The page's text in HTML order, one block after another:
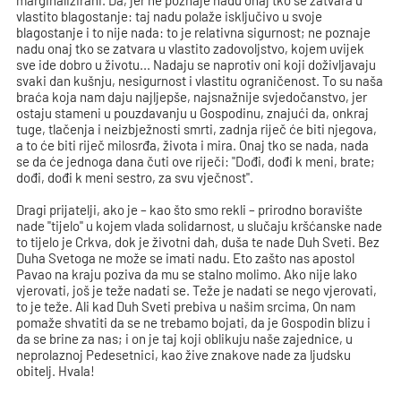
vlastito blagostanje: taj nadu polaže isključivo u svoje
blagostanje i to nije nada: to je relativna sigurnost; ne poznaje
nadu onaj tko se zatvara u vlastito zadovoljstvo, kojem uvijek
sve ide dobro u životu... Nadaju se naprotiv oni koji doživljavaju
svaki dan kušnju, nesigurnost i vlastitu ograničenost. To su naša
braća koja nam daju najljepše, najsnažnije svjedočanstvo, jer
ostaju stameni u pouzdavanju u Gospodinu, znajući da, onkraj
tuge, tlačenja i neizbježnosti smrti, zadnja riječ će biti njegova,
a to će biti riječ milosrđa, života i mira. Onaj tko se nada, nada
se da će jednoga dana čuti ove riječi: "Dođi, dođi k meni, brate;
dođi, dođi k meni sestro, za svu vječnost".
Dragi prijatelji, ako je – kao što smo rekli – prirodno boravište
nade "tijelo" u kojem vlada solidarnost, u slučaju kršćanske nade
to tijelo je Crkva, dok je životni dah, duša te nade Duh Sveti. Bez
Duha Svetoga ne može se imati nadu. Eto zašto nas apostol
Pavao na kraju poziva da mu se stalno molimo. Ako nije lako
vjerovati, još je teže nadati se. Teže je nadati se nego vjerovati,
to je teže. Ali kad Duh Sveti prebiva u našim srcima, On nam
pomaže shvatiti da se ne trebamo bojati, da je Gospodin blizu i
da se brine za nas; i on je taj koji oblikuju naše zajednice, u
neprolaznoj Pedesetnici, kao žive znakove nade za ljudsku
obitelj. Hvala!